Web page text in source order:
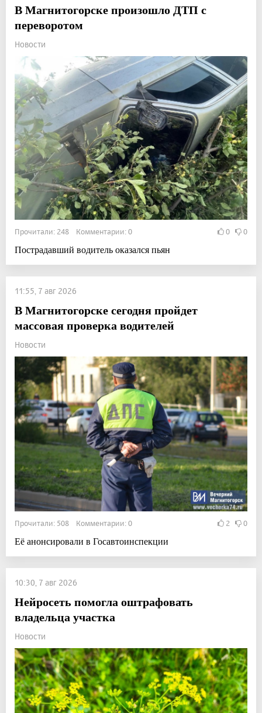
В Магнитогорске произошло ДТП с
переворотом
Новости
Прочитали: 248 Комментарии: 0 0 0
Пострадавший водитель оказался пьян
11:55, 7 авг 2026
В Магнитогорске сегодня пройдет
массовая проверка водителей
Новости
Прочитали: 508 Комментарии: 0 2 0
Её анонсировали в Госавтоинспекции
10:30, 7 авг 2026
Нейросеть помогла оштрафовать
владельца участка
Новости